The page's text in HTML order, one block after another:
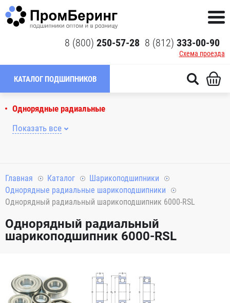
8 (800) 250-57-28 8 (812) 333-00-90
Схема проезда
КАТАЛОГ ПОДШИПНИКОВ
Однорядные радиальные
Показать все
Главная Каталог
Шарикоподшипники
Однорядные радиальные шарикоподшипники
Однорядный радиальный шарикоподшипник 6000-RSL
Однорядный радиальный
шарикоподшипник 6000-RSL